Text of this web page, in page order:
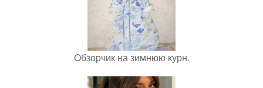
Обзорчик на зимнюю курн.